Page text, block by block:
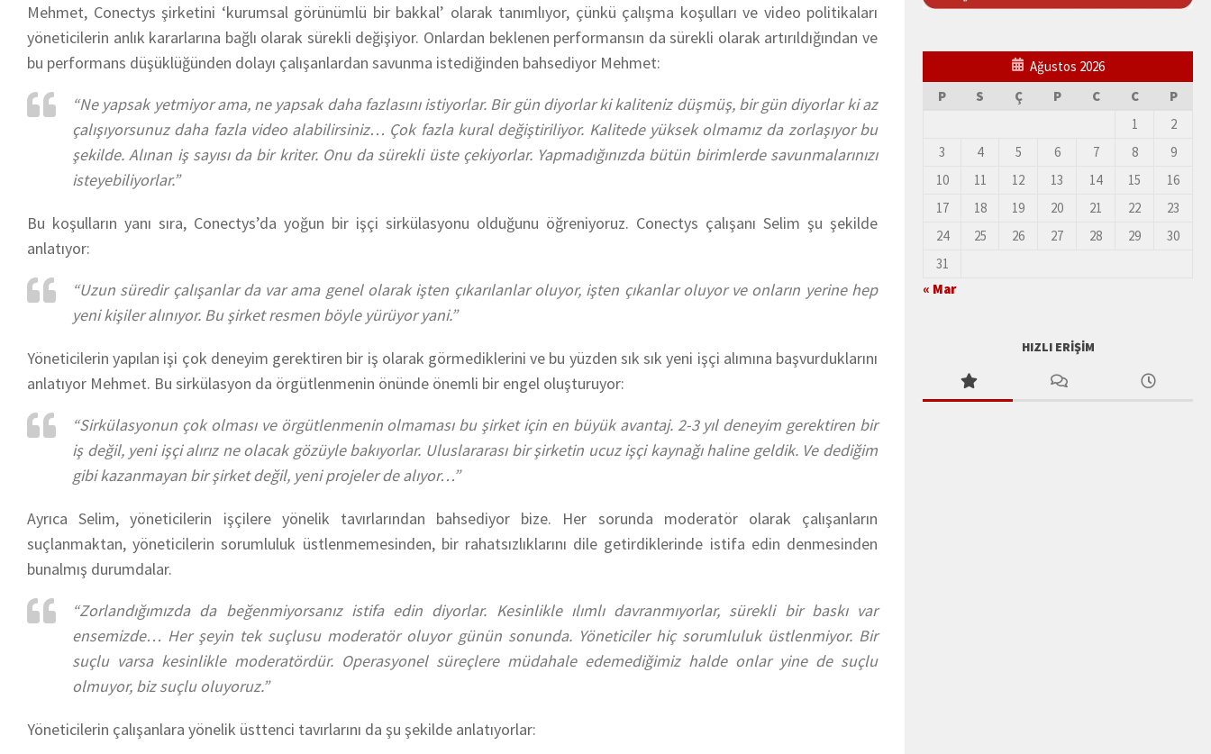
Mehmet, Conectys şirketini ‘kurumsal görünümlü bir bakkal’ olarak tanımlıyor, çünkü çalışma koşulları ve video politikaları
yöneticilerin anlık kararlarına bağlı olarak sürekli değişiyor. Onlardan beklenen performansın da sürekli olarak artırıldığından ve
bu performans düşüklüğünden dolayı çalışanlardan savunma istediğinden bahsediyor Mehmet:
“Ne yapsak yetmiyor ama, ne yapsak daha fazlasını istiyorlar. Bir gün diyorlar ki kaliteniz düşmüş, bir gün diyorlar ki az
çalışıyorsunuz daha fazla video alabilirsiniz… Çok fazla kural değiştiriliyor. Kalitede yüksek olmamız da zorlaşıyor bu
şekilde. Alınan iş sayısı da bir kriter. Onu da sürekli üste çekiyorlar. Yapmadığınızda bütün birimlerde savunmalarınızı
isteyebiliyorlar.”
Bu koşulların yanı sıra, Conectys’da yoğun bir işçi sirkülasyonu olduğunu öğreniyoruz. Conectys çalışanı Selim şu şekilde
anlatıyor:
“Uzun süredir çalışanlar da var ama genel olarak işten çıkarılanlar oluyor, işten çıkanlar oluyor ve onların yerine hep
yeni kişiler alınıyor. Bu şirket resmen böyle yürüyor yani.”
Yöneticilerin yapılan işi çok deneyim gerektiren bir iş olarak görmediklerini ve bu yüzden sık sık yeni işçi alımına başvurduklarını
anlatıyor Mehmet. Bu sirkülasyon da örgütlenmenin önünde önemli bir engel oluşturuyor:
“Sirkülasyonun çok olması ve örgütlenmenin olmaması bu şirket için en büyük avantaj. 2-3 yıl deneyim gerektiren bir
iş değil, yeni işçi alırız ne olacak gözüyle bakıyorlar. Uluslararası bir şirketin ucuz işçi kaynağı haline geldik. Ve dediğim
gibi kazanmayan bir şirket değil, yeni projeler de alıyor…”
Ayrıca Selim, yöneticilerin işçilere yönelik tavırlarından bahsediyor bize. Her sorunda moderatör olarak çalışanların
suçlanmaktan, yöneticilerin sorumluluk üstlenmemesinden, bir rahatsızlıklarını dile getirdiklerinde istifa edin denmesinden
bunalmış durumdalar.
“Zorlandığımızda da beğenmiyorsanız istifa edin diyorlar. Kesinlikle ılımlı davranmıyorlar, sürekli bir baskı var
ensemizde… Her şeyin tek suçlusu moderatör oluyor günün sonunda. Yöneticiler hiç sorumluluk üstlenmiyor. Bir
suçlu varsa kesinlikle moderatördür. Operasyonel süreçlere müdahale edemediğimiz halde onlar yine de suçlu
olmuyor, biz suçlu oluyoruz.”
Yöneticilerin çalışanlara yönelik üsttenci tavırlarını da şu şekilde anlatıyorlar:
Ağustos 2026
P
S Ç P C C
P
1
2
3
4 5 6 7 8
9
10
11 12 13 14 15
16
17
18 19 20 21 22
23
24
25 26 27 28 29
30
31
« Mar
HIZLI ERIŞIM